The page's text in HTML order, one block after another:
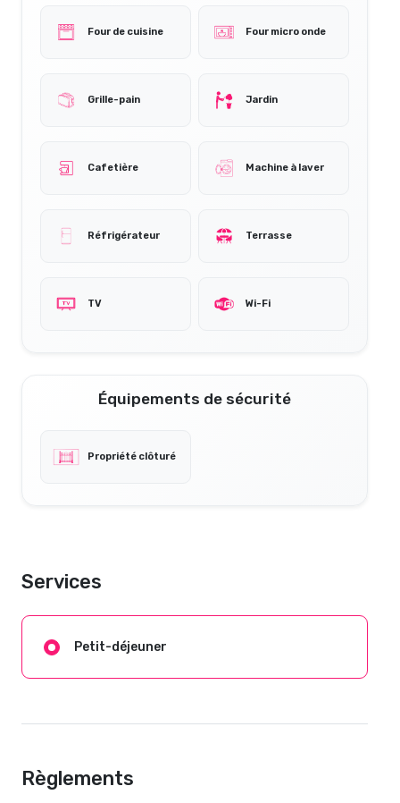
Four de cuisine Four micro onde
Grille-pain Jardin
Cafetière Machine à laver
Réfrigérateur Terrasse
TV Wi-Fi
Équipements de sécurité
Propriété clôturé
Services
Petit-déjeuner
Règlements